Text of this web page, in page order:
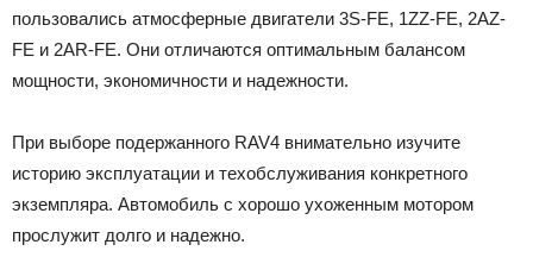
пользовались атмосферные двигатели 3S-FE, 1ZZ-FE, 2AZ-
FE и 2AR-FE. Они отличаются оптимальным балансом
мощности, экономичности и надежности.
При выборе подержанного RAV4 внимательно изучите
историю эксплуатации и техобслуживания конкретного
экземпляра. Автомобиль с хорошо ухоженным мотором
прослужит долго и надежно.